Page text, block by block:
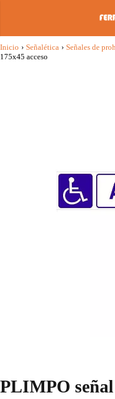
Inicio › Señalética › Señales de
175x45 acceso
PLIMPO